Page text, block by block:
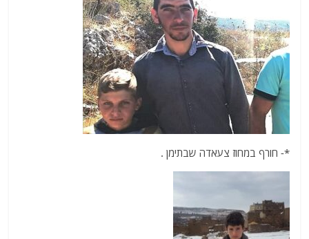
*- חורף במחוז צעאדה שבתימן .